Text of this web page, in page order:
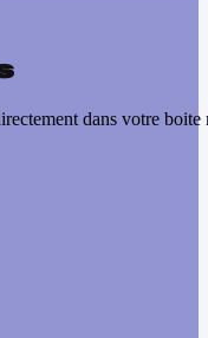
dans votre boite